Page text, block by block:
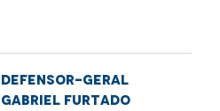
Defensor-geral
Gabriel Furtado